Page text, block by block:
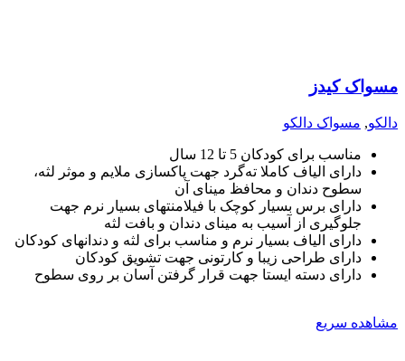
مسواک کیدز
دالکو, مسواک دالکو
مناسب برای کودکان 5 تا 12 سال
دارای الیاف کاملا ته‌گرد جهت پاکسازی ملایم و موثر لثه،
سطوح دندان و محافظ مینای آن
دارای برس بسیار کوچک با فیلامنتهای بسیار نرم جهت
جلوگیری از آسیب به مینای دندان و بافت لثه
دارای الیاف بسیار نرم و مناسب برای لثه و دندانهای کودکان
دارای طراحی زیبا و کارتونی جهت تشویق کودکان
دارای دسته ایستا جهت قرار گرفتن آسان بر روی سطوح
مشاهده سریع